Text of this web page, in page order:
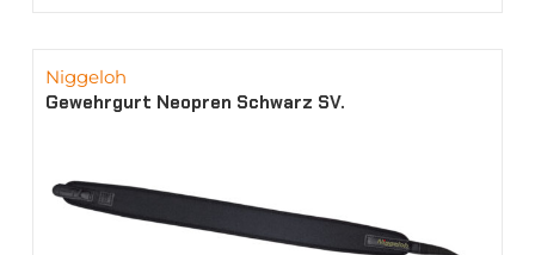
Niggeloh
Gewehrgurt Neopren Schwarz SV.